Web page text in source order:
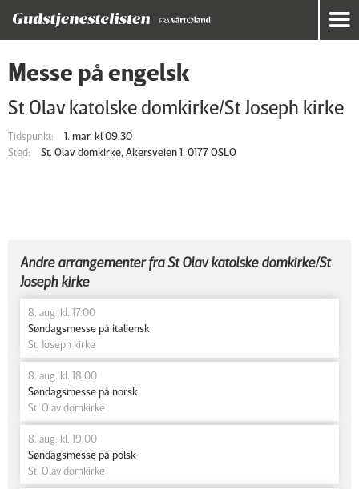
Messe på engelsk
St Olav katolske domkirke/St Joseph kirke
Tidspunkt:
1. mar. kl 09.30
Sted:
St. Olav domkirke, Akersveien 1, 0177 OSLO
Andre arrangementer fra St Olav katolske domkirke/St
Joseph kirke
8. aug. kl. 17.00
Søndagsmesse på italiensk
St. Joseph kirke
8. aug. kl. 18.00
Søndagsmesse på norsk
St. Olav domkirke
8. aug. kl. 19.00
Søndagsmesse på polsk
St. Olav domkirke